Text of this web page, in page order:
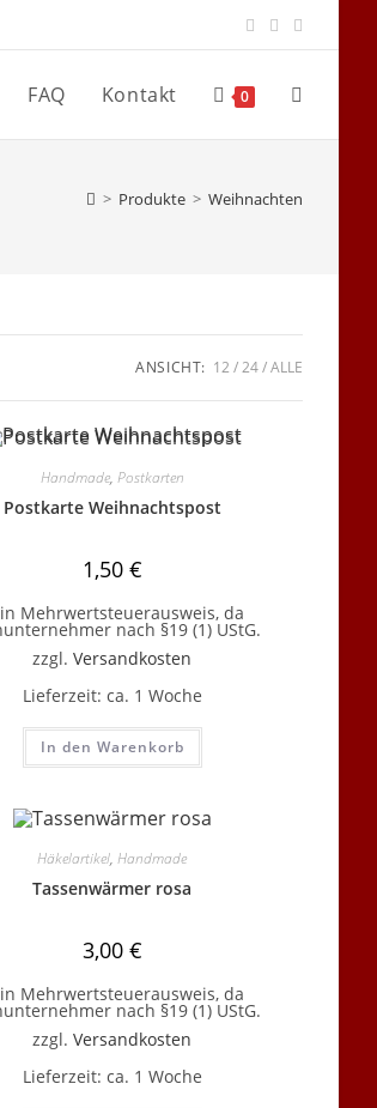
FAQ Kontakt 0 Website-
> Produkte > Weihnachten
ANSICHT: 12 24 ALLE
Handmade, Postkarten
Postkarte Weihnachtspost
1,50 €
Mehrwertsteuerausweis, da
nach §19 (1) UStG.
zzgl.Versandkosten
Lieferzeit: ca. 1 Woche
In den Warenkorb
Häkelartikel,Handmade
Tassenwärmer rosa
3,00 €
Mehrwertsteuerausweis, da
nach §19 (1) UStG.
zzgl.Versandkosten
Lieferzeit: ca. 1 Woche